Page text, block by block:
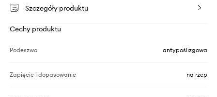
Szczegóły produktu
Cechy produktu
Podeszwa antypoślizgowa
Zapięcie i dopasowanie na rzep